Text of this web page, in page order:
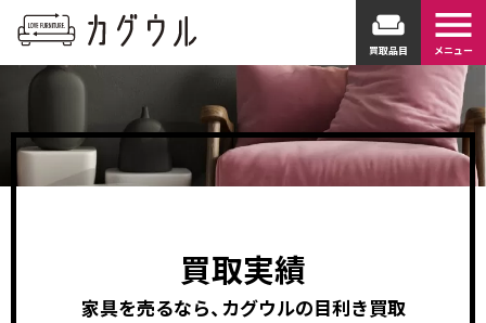
weekend
買取品目
menu
メニュー
買取実績
家具を売るなら、カグウルの目利き買取